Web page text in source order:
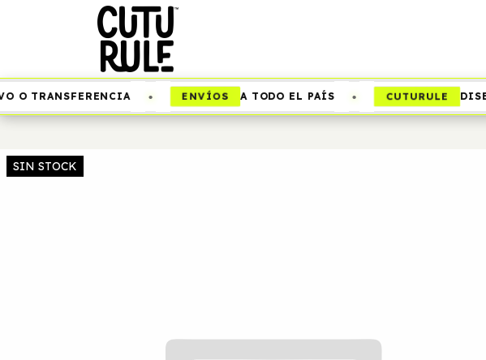
O TRANSFERENCIA ENVÍOS A TODO EL PAÍS CUTURULE
SIN STOCK